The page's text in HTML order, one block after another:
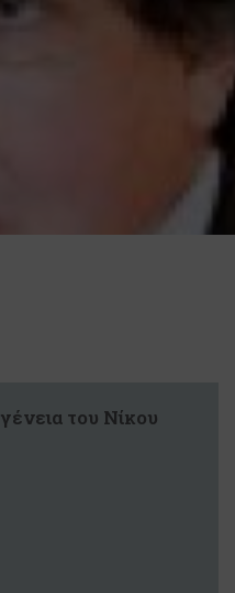
του Νίκου